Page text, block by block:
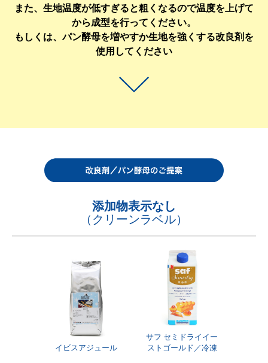
また、生地温度が低すぎると粗くなるので温度を上げて
から成型を行ってください。
もしくは、パン酵母を増やすか生地を強くする改良剤を
使用してください
添加物表示なし
（クリーンラベル）
イビスアジュール
サフ セミドライイー
ストゴールド／冷凍